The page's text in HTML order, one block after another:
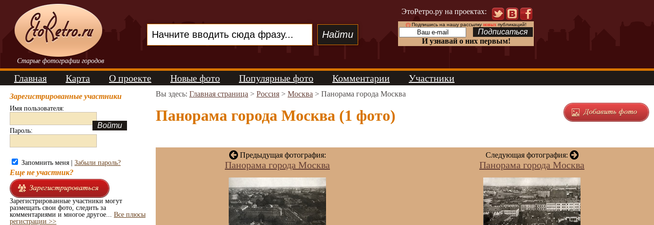
Старые фотографии городов
ЭтоРетро.ру на проектах:
(!)Подпишись на нашу рассылку новыхпубликаций!
И узнавай о них первым!
Главная Карта О проекте Новые фото Популярные фото Комментарии Участники
Зарегистрированные участники
Имя пользователя:
Пароль:
Запомнить меня | Забыли пароль?
Еще не участник?
Зарегистрированные участники могут
размещать свои фото, следить за
комментариями и многое другое... Все плюсы
регистрации >>
Вы здесь: Главная страница > Россия > Москва > Панорама города Москва
Панорама города Москва (1 фото)
Предыдущая фотография:
Панорама города Москва
Следующая фотография:
Панорама города Москва